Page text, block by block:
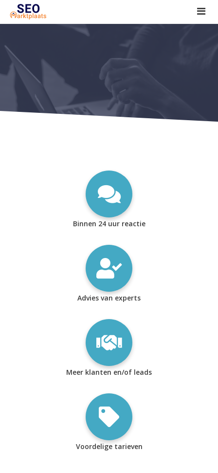
SEO tools reviews
Marketeer bij jou in de buurt?
Offerte
1. Seo voor beginners +
2. Onderzoeken +
Binnen 24 uur reactie
Advies van experts
Meer klanten en/of leads
Voordelige tarieven